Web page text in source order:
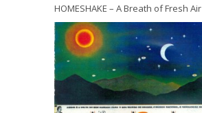
HOMESHAKE – A Breath of Fresh Air